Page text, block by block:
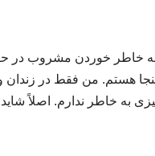
خاطر خوردن مشروب در
هستم. من فقط در زندان
به خاطر ندارم. اصلاً